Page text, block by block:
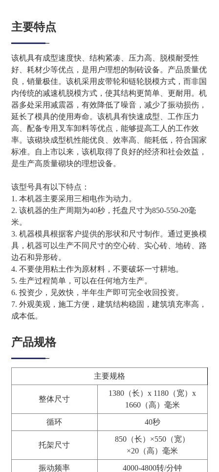
主要特点
该机具有成型速度快、结构紧凑、压力高、脱模耐受性
好、耗材少等优点，是用户理想的制砖设备。产品质量优
良，销量极佳。该机采用皮带轮和链轮脱模方式，而非国
内传统的减速机脱模方式，使其结构更简单、更耐用。机
器多处采用减震器，有效降低了噪音，减少了振动损伤，
延长了模具的使用寿命。该机具有快速成型、工作压力
高、配备专用叉车卸料等优点，能够提高工人的工作效
率。该砌块成型机性能优良、效率高、能耗低，符合国家
标准。自上市以来，该机取得了良好的经济和社会效益，
是生产高质量砌块的理想设备。
该型号具有以下特点：
1. 本机器主要采用三相电作为动力。
2. 该机器的生产周期为40秒，托盘尺寸为850-550-20毫
米。
3. 机器模具根据客户提供的形状和尺寸制作。通过更换模
具，机器可以生产不同尺寸的空心砖、实心砖、地砖、路
边石和异形砖。
4. 不要使用粘土作为原材料，不要破坏一寸耕地。
5. 生产过程简单，可以在任何地方生产。
6. 投资少，见效快，半年生产即可完全收回投资。
7. 外观美观，施工方便，建筑结构稳固，建筑填充率高，
成本低。
产品规格
主要规格
整体尺寸
1380（长）x 1180（宽）x
1660（高）毫米
循环 40秒
托架尺寸
850（长）×550（宽）
×20（高）毫米
振动频率 4000-4800转/分钟